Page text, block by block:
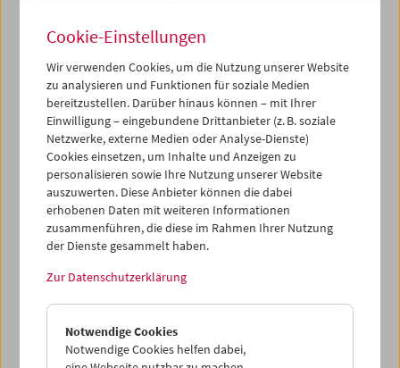
Klassikerstatus, andere – wie
einmal in Masuren(1990) – sind immer noch zu entdecken,
und manche – wie seine klugen Filmtips für den WDR – gar
schon verloren.
Der Filmkritiker Peter Nau, der sich seit mehreren Jahren
um die Wiederentdeckung von Goedels vielgestaltigem
Schaffen verdient macht, nennt diesen Autorenfilmer mit
seiner großen Affinität zu Literatur und Musik einen
"poetisch Forschenden obersten Ranges, insofern, als bei
ihm der Film als Filmsich bemerkbar macht. Das Leben
der Filmein sichbleibt immerzu spürbar. 'Ich male doch
ein Bild, nicht einen Stuhl', meinte Schönberg. In der
Reinheit des Stils seiner Filme spiegeln sich Peter Goedels
Anschauung und Empfindung der menschlichen,
gesellschaftlichen, staatlichen Dinge."
Geboren 1943 in Torgau an der Elbe, wächst Goedel in der
Cookie-Einstellungen
Wir verwenden Cookies, um die Nutzung unserer Website
zu analysieren und Funktionen für soziale Medien
bereitzustellen. Darüber hinaus können – mit Ihrer
Einwilligung – eingebundene Drittanbieter (z. B. soziale
Netzwerke, externe Medien oder Analyse-Dienste)
Cookies einsetzen, um Inhalte und Anzeigen zu
personalisieren sowie Ihre Nutzung unserer Website
auszuwerten. Diese Anbieter können die dabei
erhobenen Daten mit weiteren Informationen
zusammenführen, die diese im Rahmen Ihrer Nutzung
der Dienste gesammelt haben.
Zur Datenschutzerklärung
Notwendige Cookies
Notwendige Cookies helfen dabei,